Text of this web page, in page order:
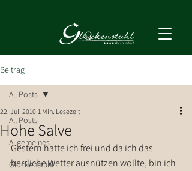
Beitrag
All Posts
Allgemeines
Glockenstuhl
All Posts
Hohe Salve
22. Juli 2010 1 Min. Lesezeit
Gestern hatte ich frei und da ich das
herrliche Wetter ausnützen wollte, bin ich